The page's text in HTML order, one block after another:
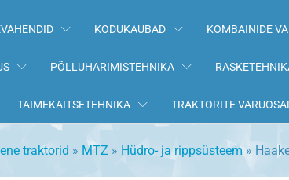
KODUKAUBAD KOMBAINIDE
PÕLLUHARIMISTEHNIKA
TAIMEKAITSETEHNIKA TRAKTORITE
traktorid » MTZ » Hüdro- ja rippsüsteem »